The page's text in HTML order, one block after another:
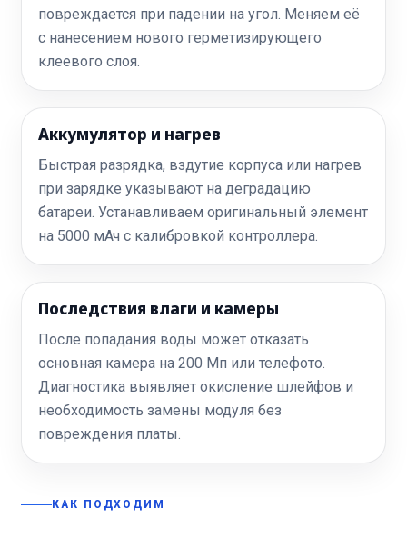
повреждается при падении на угол. Меняем её
с нанесением нового герметизирующего
клеевого слоя.
Аккумулятор и нагрев
Быстрая разрядка, вздутие корпуса или нагрев
при зарядке указывают на деградацию
батареи. Устанавливаем оригинальный элемент
на 5000 мАч с калибровкой контроллера.
Последствия влаги и камеры
После попадания воды может отказать
основная камера на 200 Мп или телефото.
Диагностика выявляет окисление шлейфов и
необходимость замены модуля без
повреждения платы.
КАК ПОДХОДИМ